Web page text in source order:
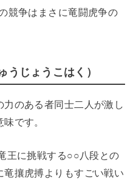
競争はまさに竜闘虎争の
じょうこはく）
力のある者同士二人が激し
です。
王に挑戦する○○八段との
攘虎搏よりもすごい戦い